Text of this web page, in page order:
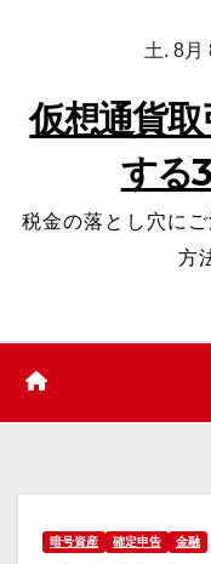
プ
土. 8月
仮想通貨
する
税金の落とし穴に
方
暗号資産 確定申告 金融